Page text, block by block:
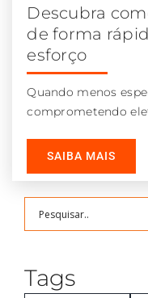
Descubra
de forma
esforço
Quando menos
comprometendo
razão, apresentamos
SAIBA MAIS
Tags